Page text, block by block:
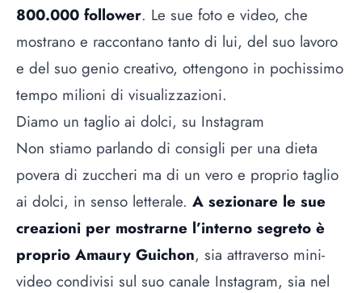
800.000 follower. Le sue foto e video, che
mostrano e raccontano tanto di lui, del suo lavoro
e del suo genio creativo, ottengono in pochissimo
tempo milioni di visualizzazioni.
Diamo un taglio ai dolci, su Instagram
Non stiamo parlando di consigli per una dieta
povera di zuccheri ma di un vero e proprio taglio
ai dolci, in senso letterale. A sezionare le sue
creazioni per mostrarne l’interno segreto è
proprio Amaury Guichon, sia attraverso mini-
video condivisi sul suo canale Instagram, sia nel